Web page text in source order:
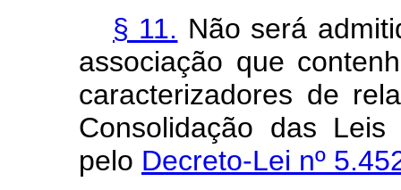
§ 11. Não será
associação que
caracterizadores de
Consolidação das
pelo Decreto-Lei nº